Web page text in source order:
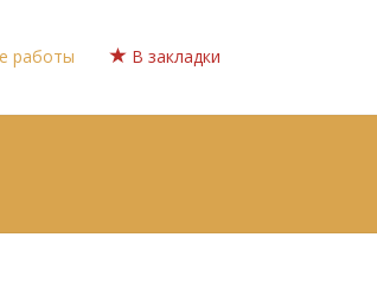
работы В закладки